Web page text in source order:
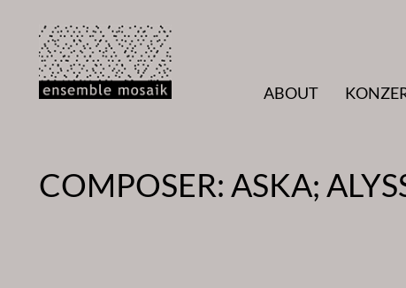
Inhalt
springen
ABOUT
COMPOSER: ASKA;